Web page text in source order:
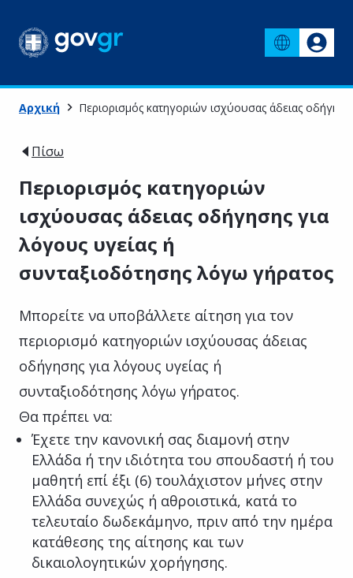
Αρχική Περιορισμός κατηγοριών ισχύουσας άδειας
Πίσω
Περιορισμός κατηγοριών
ισχύουσας άδειας οδήγησης για
λόγους υγείας ή
συνταξιοδότησης λόγω γήρατος
Μπορείτε να υποβάλλετε αίτηση για τον
περιορισμό κατηγοριών ισχύουσας άδειας
οδήγησης για λόγους υγείας ή
συνταξιοδότησης λόγω γήρατος.
Θα πρέπει να:
Έχετε την κανονική σας διαμονή στην
Ελλάδα ή την ιδιότητα του σπουδαστή ή του
μαθητή επί έξι (6) τουλάχιστον μήνες στην
Ελλάδα συνεχώς ή αθροιστικά, κατά το
τελευταίο δωδεκάμηνο, πριν από την ημέρα
κατάθεσης της αίτησης και των
δικαιολογητικών χορήγησης.